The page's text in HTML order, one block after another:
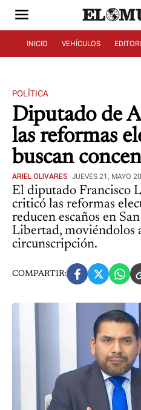
INICIO VEHÍCULOS
POLÍTICA
Diputado de
las reformas
buscan
ARIEL OLIVARES JUEVES 21, MAYO
El diputado Francisco
criticó las reformas
reducen escaños en
Libertad, moviéndolos
circunscripción.
COMPARTIR: